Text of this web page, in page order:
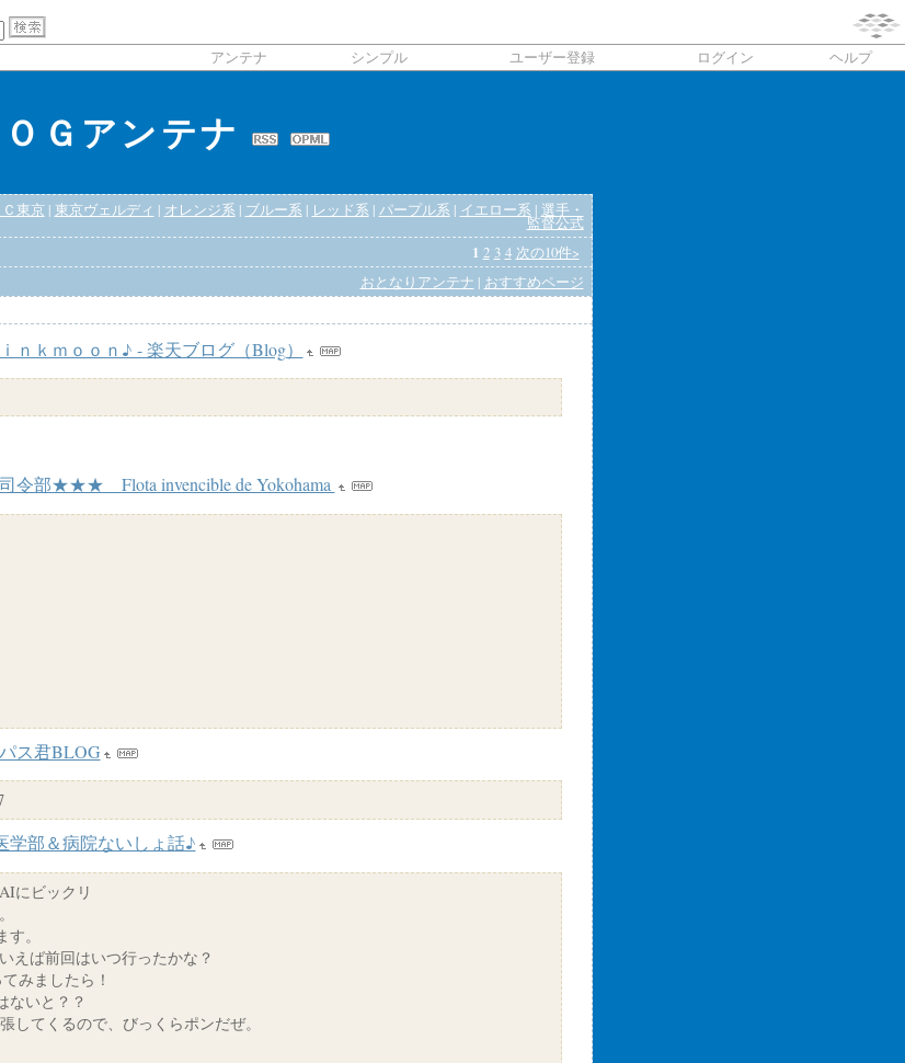
アンテナ シンプル ユーザー登録 ログイン ヘルプ
ＯＧアンテナ
Ｃ東京| 東京ヴェルディ | オレンジ系 | ブルー系 | レッド系 | パープル系 | イエロー系 | 選手・
監督公式
1 2 3 4 次の10件>
おとなりアンテナ | おすすめページ
ｎｋｍｏｏｎ♪ - 楽天ブログ（Blog）
令部★★★ Flota invencible de Yokohama
ス君BLOG
部＆病院ないしょ話♪
にビックリ
。
えば前回はいつ行ったかな？
みましたら！
ないと？？
してくるので、びっくらポンだぜ。